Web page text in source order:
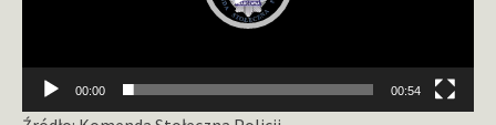
00:00 00:54